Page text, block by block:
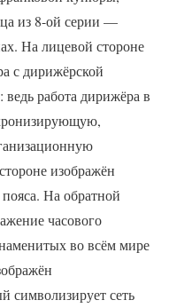
из 8-ой серии —
На лицевой стороне
с дирижёрской
работа дирижёра в
изображён
На обратной
часового
во всём мире
символизирует сеть